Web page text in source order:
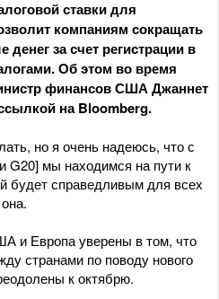
ставки для
компаниям сокращать
за счет регистрации в
Об этом во время
финансов США Джаннет
на Bloomberg.
но я очень надеюсь, что с
G20] мы находимся на пути к
будет справедливым для всех
и Европа уверены в том, что
странами по поводу нового
к октябрю.